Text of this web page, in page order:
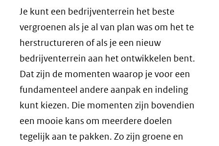
Je kunt een bedrijventerrein het beste
vergroenen als je al van plan was om het te
herstructureren of als je een nieuw
bedrijventerrein aan het ontwikkelen bent.
Dat zijn de momenten waarop je voor een
fundamenteel andere aanpak en indeling
kunt kiezen. Die momenten zijn bovendien
een mooie kans om meerdere doelen
tegelijk aan te pakken. Zo zijn groene en